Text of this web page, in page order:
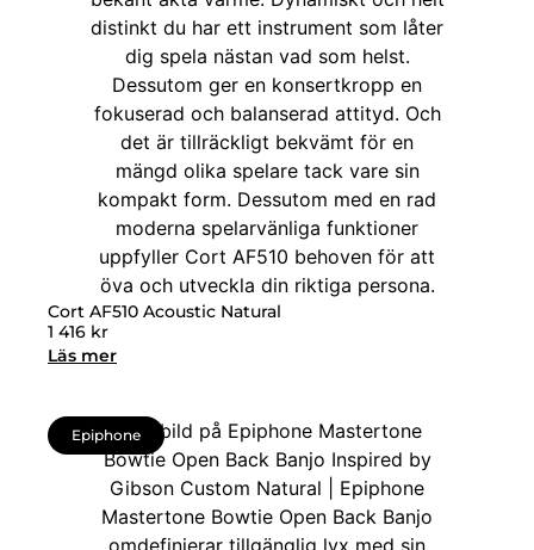
Cort AF510 Acoustic Natural
1 416 kr
Läs mer
Epiphone